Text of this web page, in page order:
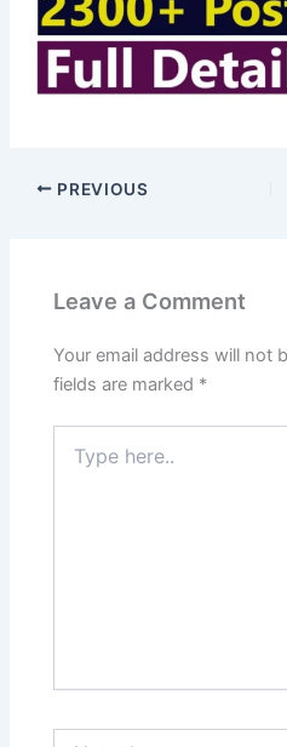
PREVIOUS
Leave a Comment
Your email address will not
fields are marked *
here..